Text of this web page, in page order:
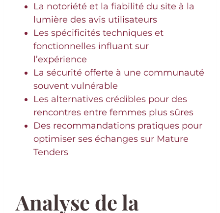
La notoriété et la fiabilité du site à la
lumière des avis utilisateurs
Les spécificités techniques et
fonctionnelles influant sur
l’expérience
La sécurité offerte à une communauté
souvent vulnérable
Les alternatives crédibles pour des
rencontres entre femmes plus sûres
Des recommandations pratiques pour
optimiser ses échanges sur Mature
Tenders
Analyse de la